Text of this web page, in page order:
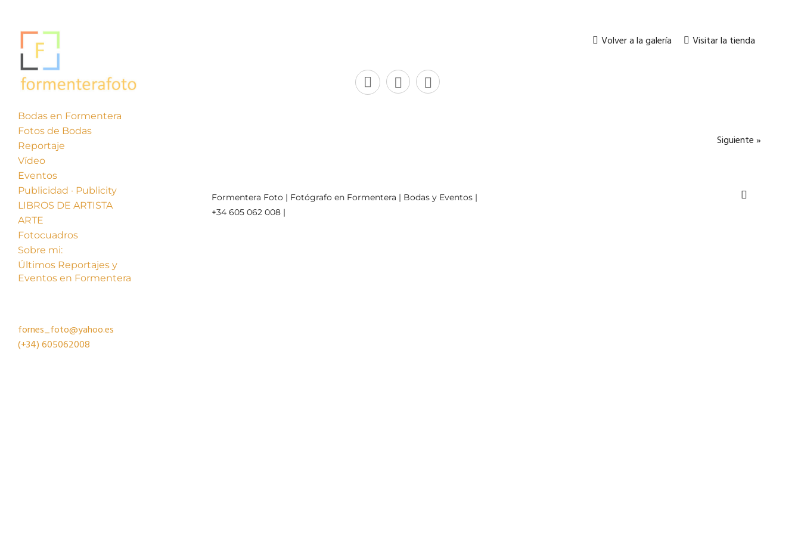
Bodas en Formentera
Fotos de Bodas
Reportaje
Vídeo
Eventos
Publicidad · Publicity
LIBROS DE ARTISTA
ARTE
Fotocuadros
Sobre mi:
Últimos Reportajes y
Eventos en Formentera
fornes_foto@yahoo.es
(+34)605062008
Volver a la galería Visitar la tienda
« Anterior Siguiente »
Formentera Foto | Fotógrafo en Formentera | Bodas y Eventos |
+34 605 062 008 |